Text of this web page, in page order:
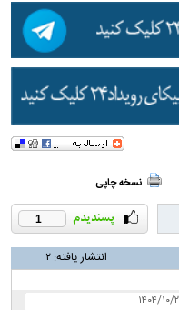
نسخه چاپی
1
انتشار یافته:۲